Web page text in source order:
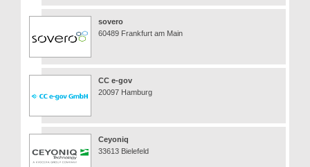
sovero
60489 Frankfurt am Main
CC e-gov
20097 Hamburg
Ceyoniq
33613 Bielefeld